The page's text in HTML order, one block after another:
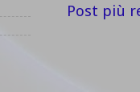
Post più